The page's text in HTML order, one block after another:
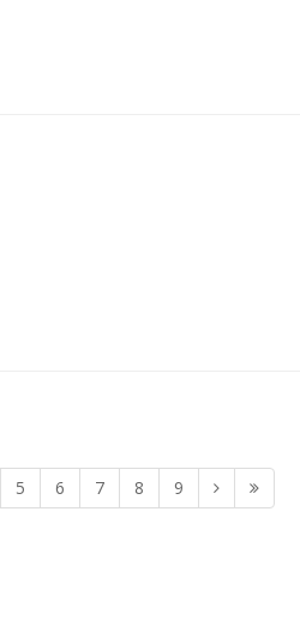
5 6 7 8 9